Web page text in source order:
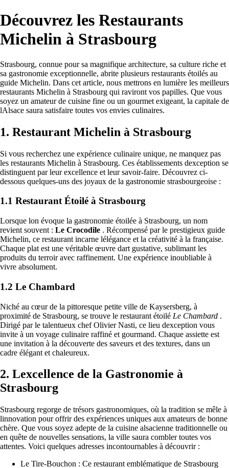
Découvrez les Restaurants
Michelin à Strasbourg
Strasbourg, connue pour sa magnifique architecture, sa culture riche et
sa gastronomie exceptionnelle, abrite plusieurs restaurants étoilés au
guide Michelin. Dans cet article, nous mettrons en lumière les meilleurs
restaurants Michelin à Strasbourg qui raviront vos papilles. Que vous
soyez un amateur de cuisine fine ou un gourmet exigeant, la capitale de
lAlsace saura satisfaire toutes vos envies culinaires.
1. Restaurant Michelin à Strasbourg
Si vous recherchez une expérience culinaire unique, ne manquez pas
les restaurants Michelin à Strasbourg. Ces établissements dexception se
distinguent par leur excellence et leur savoir-faire. Découvrez ci-
dessous quelques-uns des joyaux de la gastronomie strasbourgeoise :
1.1 Restaurant Étoilé à Strasbourg
Lorsque lon évoque la gastronomie étoilée à Strasbourg, un nom
revient souvent : Le Crocodile . Récompensé par le prestigieux guide
Michelin, ce restaurant incarne lélégance et la créativité à la française.
Chaque plat est une véritable œuvre dart gustative, sublimant les
produits du terroir avec raffinement. Une expérience inoubliable à
vivre absolument.
1.2 Le Chambard
Niché au cœur de la pittoresque petite ville de Kaysersberg, à
proximité de Strasbourg, se trouve le restaurant étoilé Le Chambard .
Dirigé par le talentueux chef Olivier Nasti, ce lieu dexception vous
invite à un voyage culinaire raffiné et gourmand. Chaque assiette est
une invitation à la découverte des saveurs et des textures, dans un
cadre élégant et chaleureux.
2. Lexcellence de la Gastronomie à
Strasbourg
Strasbourg regorge de trésors gastronomiques, où la tradition se mêle à
linnovation pour offrir des expériences uniques aux amateurs de bonne
chère. Que vous soyez adepte de la cuisine alsacienne traditionnelle ou
en quête de nouvelles sensations, la ville saura combler toutes vos
attentes. Voici quelques adresses incontournables à découvrir :
Le Tire-Bouchon : Ce restaurant emblématique de Strasbourg